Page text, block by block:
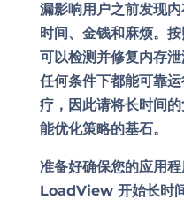
漏影响用户之前发现
时间、金钱和麻烦。
可以检测并修复内存
任何条件下都能可靠
疗，因此请将长时间
能优化策略的基石。
准备好确保您的应用
LoadView 开始长时